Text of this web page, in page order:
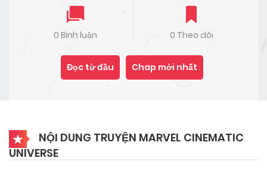
0 Bình luận 0 Theo dõi
Đọc từ đầu Chap mới nhất
NỘI DUNG TRUYỆN MARVEL CINEMATIC
UNIVERSE